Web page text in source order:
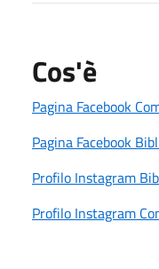
Cos'è
Pagina Facebook
Pagina Facebook
Profilo Instagram
Profilo Instagram